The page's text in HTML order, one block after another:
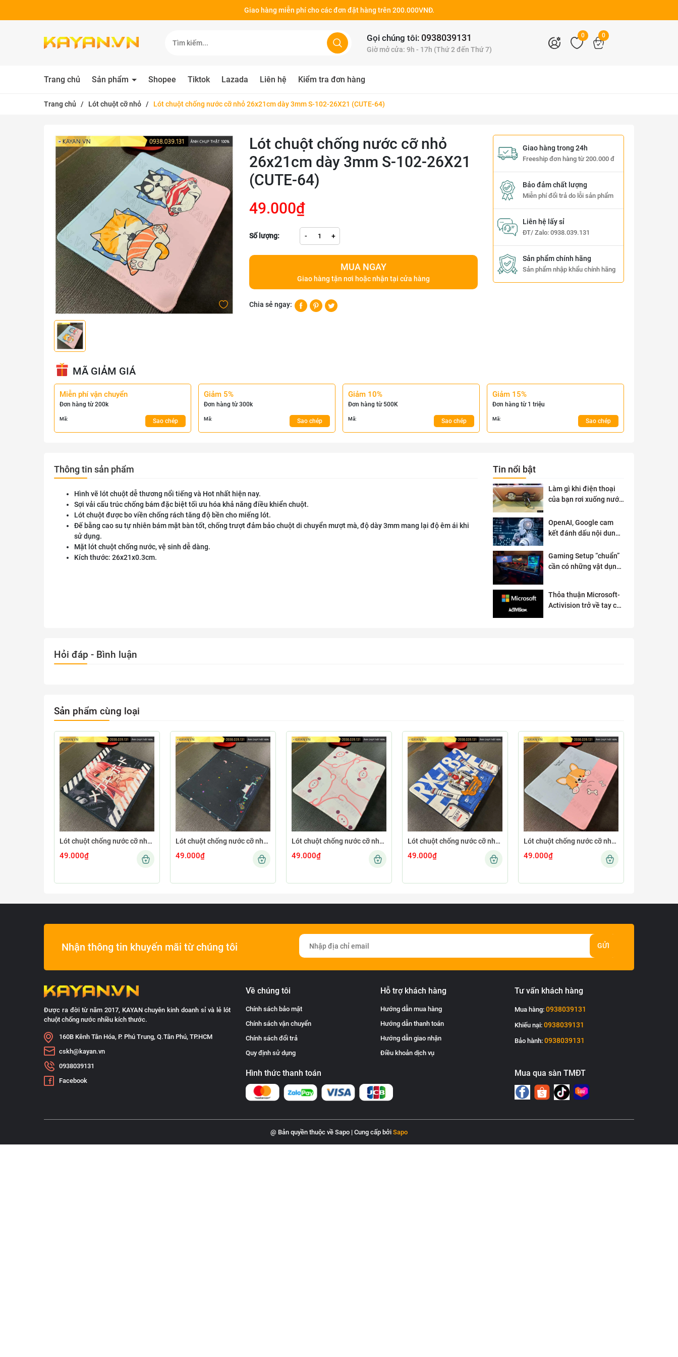
Giao hàng miễn phí cho các đơn đặt hàng trên 200.000VNĐ.
Gọi chúng tôi: 0938039131
Giờ mở cửa: 9h - 17h (Thứ 2 đến Thứ 7)
0 0
Trang chủ Sản phẩm Shopee Tiktok Lazada Liên hệ Kiểm tra đơn hàng
Trang chủ / Lót chuột cỡ nhỏ / Lót chuột chống nước cỡ nhỏ 26x21cm dày 3mm S-102-26X21 (CUTE-64)
Lót chuột chống nước cỡ nhỏ
26x21cm dày 3mm S-102-26X21
(CUTE-64)
49.000₫
Số lượng: - +
MUA NGAY
Giao hàng tận nơi hoặc nhận tại cửa hàng
Chia sẻ ngay:
Giao hàng trong 24h
Freeship đơn hàng từ 200.000 đ
Bảo đảm chất lượng
Miễn phí đổi trả do lỗi sản phẩm
Liên hệ lấy sỉ
ĐT/ Zalo: 0938.039.131
Sản phẩm chính hãng
Sản phẩm nhập khẩu chính hãng
MÃ GIẢM GIÁ
Miễn phí vận chuyển
Đơn hàng từ 200k
Mã: Sao chép
Giảm 5%
Đơn hàng từ 300k
Mã: Sao chép
Giảm 10%
Đơn hàng từ 500K
Mã: Sao chép
Giảm 15%
Đơn hàng từ 1 triệu
Mã: Sao chép
Thông tin sản phẩm
Hình vẽ lót chuột dễ thương nổi tiếng và Hot nhất hiện nay.
Sợi vải cấu trúc chống bám đặc biệt tối ưu hóa khả năng điều khiển chuột.
Lót chuột được bo viền chống rách tăng độ bền cho miếng lót.
Đế bằng cao su tự nhiên bám mặt bàn tốt, chống trượt đảm bảo chuột di chuyển mượt mà, độ dày 3mm mang lại độ êm ái khi
sử dụng.
Mặt lót chuột chống nước, vệ sinh dễ dàng.
Kích thước: 26x21x0.3cm.
Tin nổi bật
Làm gì khi điện thoại
của bạn rơi xuống nước
OpenAI, Google cam
kết đánh dấu nội dung
Gaming Setup “chuẩn”
cần có những vật dụng
Thỏa thuận Microsoft-
Activision trở về tay cơ
Hỏi đáp - Bình luận
Sản phẩm cùng loại
Lót chuột chống nước cỡ nhỏ 26x21cm dày 3mm S-107-26X21 (ZEROTWO-01)
49.000₫
Lót chuột chống nước cỡ nhỏ 26x21cm dày 3mm S-103-26X21 (GAMECONSO-09)
49.000₫
Lót chuột chống nước cỡ nhỏ 26x21cm dày 3mm S-101-26X21 (CUTE-66)
49.000₫
Lót chuột chống nước cỡ nhỏ 26x21cm dày 3mm S-109-26X21 (GUNDAMNEW-01)
49.000₫
Lót chuột chống nước cỡ nhỏ 26x21cm dày 3mm S-100-26X21 (CUTE-21)
49.000₫
Nhận thông tin khuyến mãi từ chúng tôi GỬI
Được ra đời từ năm 2017, KAYAN chuyên kinh doanh sỉ và lẻ lót
chuột chống nước nhiều kích thước.
160B Kênh Tân Hóa, P. Phú Trung, Q.Tân Phú, TP.HCM
cskh@kayan.vn
0938039131
Facebook
Về chúng tôi
Chính sách bảo mật
Chính sách vận chuyển
Chính sách đổi trả
Quy định sử dụng
Hỗ trợ khách hàng
Hướng dẫn mua hàng
Hướng dẫn thanh toán
Hướng dẫn giao nhận
Điều khoản dịch vụ
Tư vấn khách hàng
Mua hàng:0938039131
Khiếu nại:0938039131
Bảo hành:0938039131
Hình thức thanh toán Mua qua sàn TMĐT
@ Bản quyền thuộc về Sapo | Cung cấp bởi Sapo